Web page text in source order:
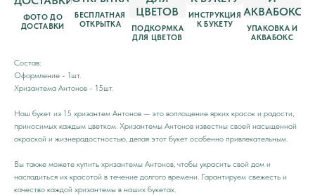
ФОТО ДО
ДОСТАВКИ
БЕСПЛАТНАЯ
ОТКРЫТКА
ПОДКОРМКА
ДЛЯ ЦВЕТОВ
ИНСТРУКЦИЯ
К БУКЕТУ
УПАКОВКА И
АКВАБОКС
Состав:
Оформление - 1шт.
Хризантема Антонов - 15шт.
Наш букет из 15 хризантем Антонов — это воплощение ярких красок и радости,
приносимых каждым цветком. Хризантемы Антонов известны своей насыщенной
окраской и жизнерадостностью, делая этот букет особенно привлекательным.
Вы также можете купить хризантемы Антонов, чтобы украсить свой дом и
насладиться их красотой в течение долгого времени. Гарантируем свежесть и
качество каждой хризантемы в наших букетах.